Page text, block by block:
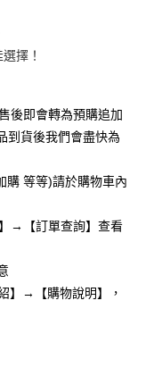
方式。 讓您購物簡單
至「AFTEE先享後付」
擇！
後即會轉為預購追加
到貨後我們會盡快為
購 等等)請於購物車內
→【訂單查詢】查看
】→【購物說明】，